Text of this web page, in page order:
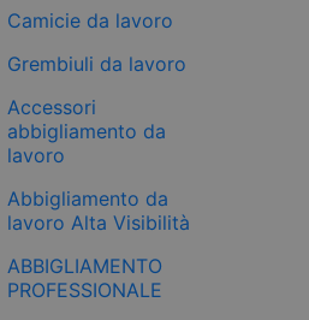
Camicie da lavoro
Grembiuli da lavoro
Accessori
abbigliamento da
lavoro
Abbigliamento da
lavoro Alta Visibilità
ABBIGLIAMENTO
PROFESSIONALE